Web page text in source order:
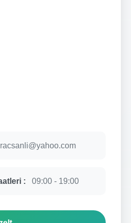
: 09:00 - 19:00